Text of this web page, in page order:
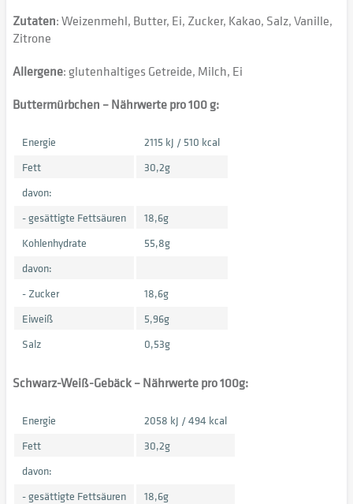
Zutaten: Weizenmehl, Butter, Ei, Zucker, Kakao, Salz, Vanille,
Zitrone
Allergene: glutenhaltiges Getreide, Milch, Ei
Buttermürbchen – Nährwerte pro 100 g:
Energie
2115 kJ / 510 kcal
Fett
30,2g
davon:
- gesättigte Fettsäuren
18,6g
Kohlenhydrate
55,8g
davon:
- Zucker
18,6g
Eiweiß
5,96g
Salz
0,53g
Schwarz-Weiß-Gebäck – Nährwerte pro 100g:
Energie
2058 kJ / 494 kcal
Fett
30,2g
davon:
- gesättigte Fettsäuren
18,6g